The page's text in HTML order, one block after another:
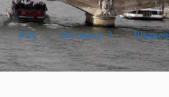
Blog Qui suis-je ?